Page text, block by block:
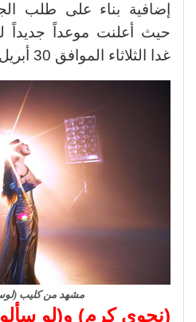
إضافية بناء على طلب
حيث أعلنت موعداً جديداً
غدا الثلاثاء الموافق 30 أبريل 2023.
مشهد من كليب
(نجوى كرم) و(لو